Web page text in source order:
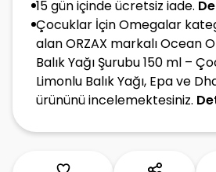
15 gün içinde ücretsiz iade.
Çocuklar İçin Omegalar
alan ORZAX markalı Ocean
Balık Yağı Şurubu 150 ml –
Limonlu Balık Yağı, Epa ve
ürününü incelemektesiniz.